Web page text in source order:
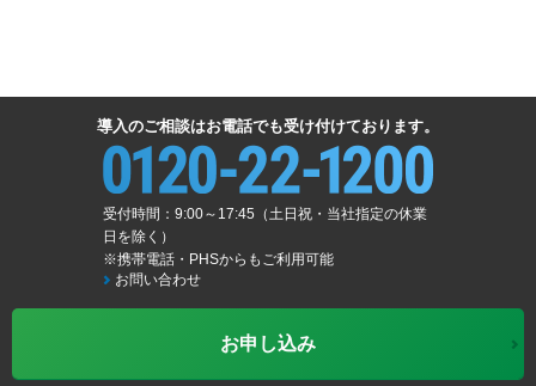
導入のご相談はお電話でも受け付けております。
受付時間：9:00～17:45（土日祝・当社指定の休業
日を除く）
※携帯電話・PHSからもご利用可能
お問い合わせ
お申し込み